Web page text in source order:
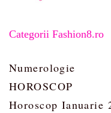
Categorii Fashion8.ro
Numerologie
HOROSCOP
Horoscop Ianuarie